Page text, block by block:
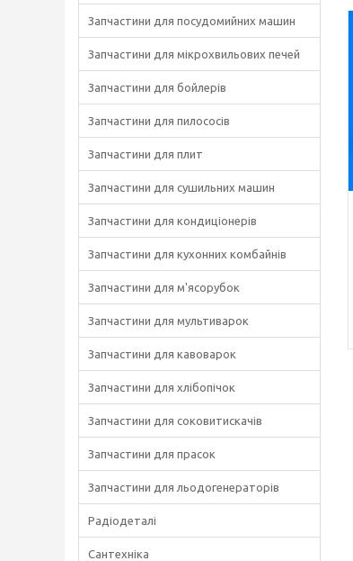
Запчастини для посудомийних машин
Запчастини для мікрохвильових печей
Запчастини для бойлерів
Запчастини для пилососів
Запчастини для плит
Запчастини для сушильних машин
Запчастини для кондиціонерів
Запчастини для кухонних комбайнів
Запчастини для м'ясорубок
Запчастини для мультиварок
Запчастини для кавоварок
Запчастини для хлібопічок
Запчастини для соковитискачів
Запчастини для прасок
Запчастини для льодогенераторів
Радіодеталі
Сантехніка